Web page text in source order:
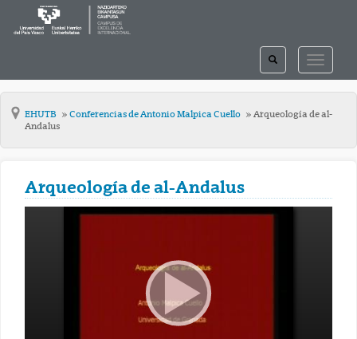
TOGGLE
TOGGLE
SEARCH
EHUTB Conferencias de Antonio Malpica Cuello
Arqueología de al-
Andalus
Arqueología de al-Andalus